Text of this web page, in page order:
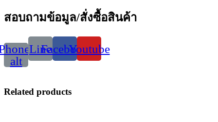
สอบถามข้อมูล/สั่งซื้อสินค้า
alt
LineFacebookYoutube
Related products